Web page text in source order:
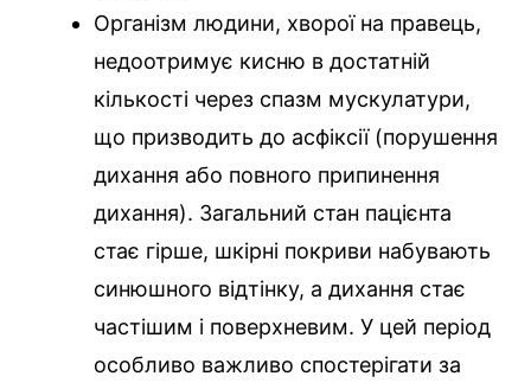
Організм людини, хворої на правець,
недоотримує кисню в достатній
кількості через спазм мускулатури,
що призводить до асфіксії (порушення
дихання або повного припинення
дихання). Загальний стан пацієнта
стає гірше, шкірні покриви набувають
синюшного відтінку, а дихання стає
частішим і поверхневим. У цей період
особливо важливо спостерігати за